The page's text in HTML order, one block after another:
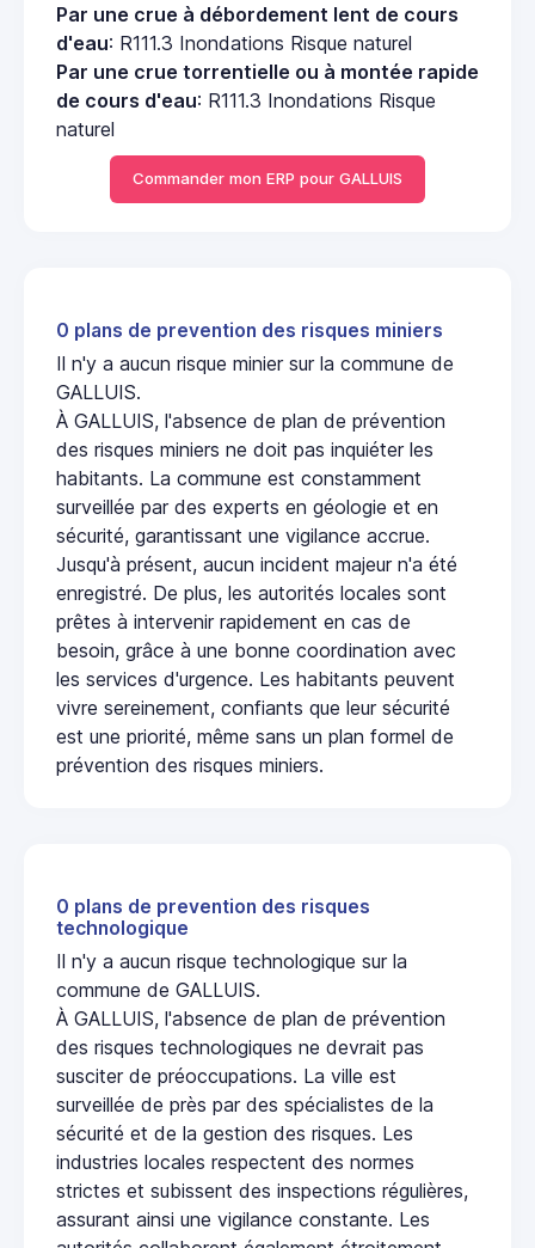
Par une crue à débordement lent de cours
d'eau: R111.3 Inondations Risque naturel
Par une crue torrentielle ou à montée rapide
de cours d'eau: R111.3 Inondations Risque
naturel
Commander mon ERP pour GALLUIS
0 plans de prevention des risques miniers
Il n'y a aucun risque minier sur la commune de
GALLUIS.
À GALLUIS, l'absence de plan de prévention
des risques miniers ne doit pas inquiéter les
habitants. La commune est constamment
surveillée par des experts en géologie et en
sécurité, garantissant une vigilance accrue.
Jusqu'à présent, aucun incident majeur n'a été
enregistré. De plus, les autorités locales sont
prêtes à intervenir rapidement en cas de
besoin, grâce à une bonne coordination avec
les services d'urgence. Les habitants peuvent
vivre sereinement, confiants que leur sécurité
est une priorité, même sans un plan formel de
prévention des risques miniers.
0 plans de prevention des risques
technologique
Il n'y a aucun risque technologique sur la
commune de GALLUIS.
À GALLUIS, l'absence de plan de prévention
des risques technologiques ne devrait pas
susciter de préoccupations. La ville est
surveillée de près par des spécialistes de la
sécurité et de la gestion des risques. Les
industries locales respectent des normes
strictes et subissent des inspections régulières,
assurant ainsi une vigilance constante. Les